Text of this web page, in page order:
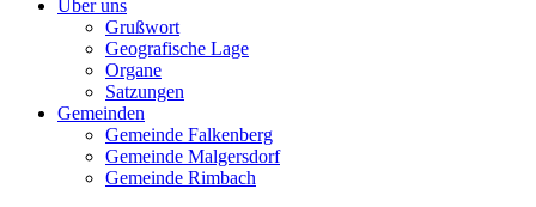
Über uns
Grußwort
Geografische Lage
Organe
Satzungen
Gemeinden
Gemeinde Falkenberg
Gemeinde Malgersdorf
Gemeinde Rimbach